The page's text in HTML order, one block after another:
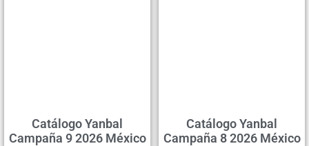
Catálogo Yanbal
Campaña 9 2026 México
Catálogo Yanbal
Campaña 8 2026 México